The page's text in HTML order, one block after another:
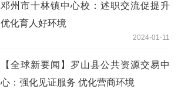
邓州市十林镇中心校：述职交流促提升
优化育人好环境
2024-01-11
【全球新要闻】罗山县公共资源交易中
心：强化见证服务 优化营商环境